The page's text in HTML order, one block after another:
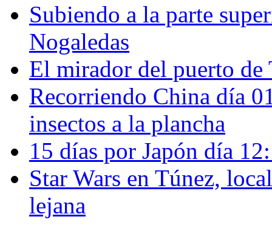
Subiendo a la parte
Nogaledas
El mirador del puerto de
Recorriendo China día
insectos a la plancha
15 días por Japón día
Star Wars en Túnez,
lejana